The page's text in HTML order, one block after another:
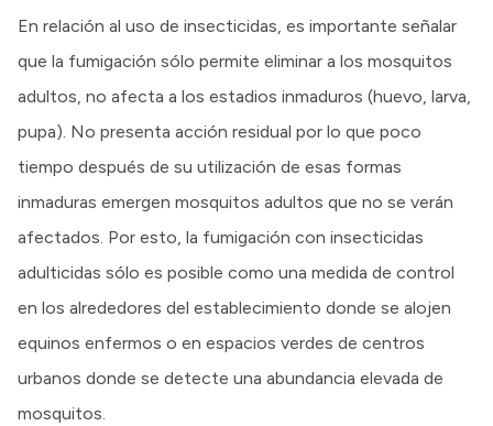
En relación al uso de insecticidas, es importante señalar
que la fumigación sólo permite eliminar a los mosquitos
adultos, no afecta a los estadios inmaduros (huevo, larva,
pupa). No presenta acción residual por lo que poco
tiempo después de su utilización de esas formas
inmaduras emergen mosquitos adultos que no se verán
afectados. Por esto, la fumigación con insecticidas
adulticidas sólo es posible como una medida de control
en los alrededores del establecimiento donde se alojen
equinos enfermos o en espacios verdes de centros
urbanos donde se detecte una abundancia elevada de
mosquitos.